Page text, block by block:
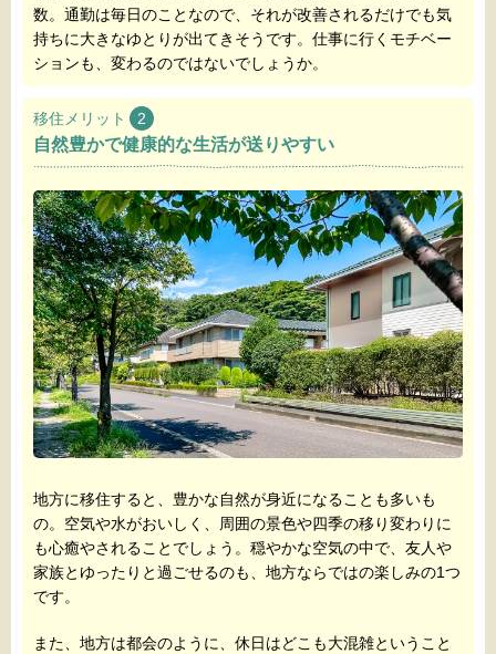
数。通勤は毎日のことなので、それが改善されるだけでも気
持ちに大きなゆとりが出てきそうです。仕事に行くモチベー
ションも、変わるのではないでしょうか。
移住メリット 2
自然豊かで健康的な生活が送りやすい
地方に移住すると、豊かな自然が身近になることも多いも
の。空気や水がおいしく、周囲の景色や四季の移り変わりに
も心癒やされることでしょう。穏やかな空気の中で、友人や
家族とゆったりと過ごせるのも、地方ならではの楽しみの1つ
です。
また、地方は都会のように、休日はどこも大混雑ということ